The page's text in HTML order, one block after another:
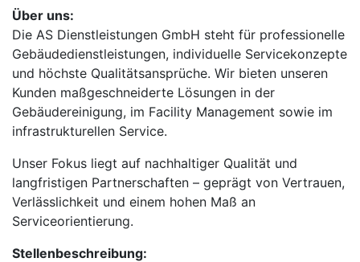
Über uns:
Die AS Dienstleistungen GmbH steht für professionelle
Gebäudedienstleistungen, individuelle Servicekonzepte
und höchste Qualitätsansprüche. Wir bieten unseren
Kunden maßgeschneiderte Lösungen in der
Gebäudereinigung, im Facility Management sowie im
infrastrukturellen Service.
Unser Fokus liegt auf nachhaltiger Qualität und
langfristigen Partnerschaften – geprägt von Vertrauen,
Verlässlichkeit und einem hohen Maß an
Serviceorientierung.
Stellenbeschreibung: